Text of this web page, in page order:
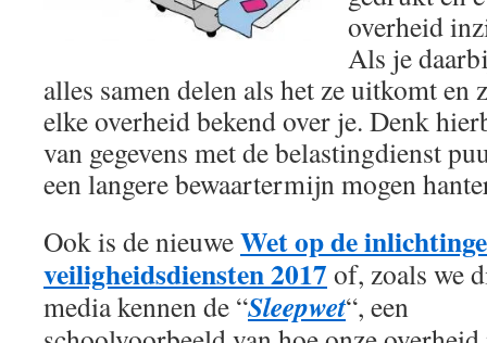
overheid
Als je
alles samen delen als het ze uitkomt en
elke overheid bekend over je. Denk
van gegevens met de belastingdienst
een langere bewaartermijn mogen
Ook is de nieuweWet op de
veiligheidsdiensten 2017 of, zoals we
media kennen de “Sleepwet“, een